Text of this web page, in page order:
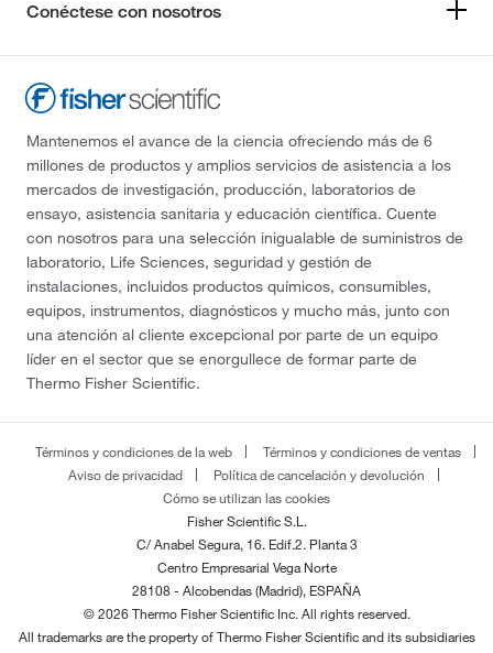
Conéctese con nosotros
Mantenemos el avance de la ciencia ofreciendo más de 6
millones de productos y amplios servicios de asistencia a los
mercados de investigación, producción, laboratorios de
ensayo, asistencia sanitaria y educación científica. Cuente
con nosotros para una selección inigualable de suministros de
laboratorio, Life Sciences, seguridad y gestión de
instalaciones, incluidos productos químicos, consumibles,
equipos, instrumentos, diagnósticos y mucho más, junto con
una atención al cliente excepcional por parte de un equipo
líder en el sector que se enorgullece de formar parte de
Thermo Fisher Scientific.
Términos y condiciones de la web
Términos y condiciones de ventas
Aviso de privacidad
Política de cancelación y devolución
Cómo se utilizan las cookies
Fisher Scientific S.L.
C/ Anabel Segura, 16. Edif.2. Planta 3
Centro Empresarial Vega Norte
28108 - Alcobendas (Madrid), ESPAÑA
© 2026 Thermo Fisher Scientific Inc. All rights reserved.
All trademarks are the property of Thermo Fisher Scientific and its subsidiaries